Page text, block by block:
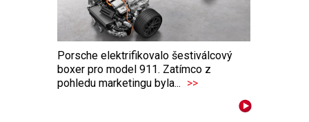
Porsche elektrifikovalo šestiválcový
boxer pro model 911. Zatímco z
pohledu marketingu byla... >>